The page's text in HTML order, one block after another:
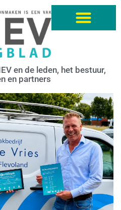
en de leden, het bestuur,
en partners